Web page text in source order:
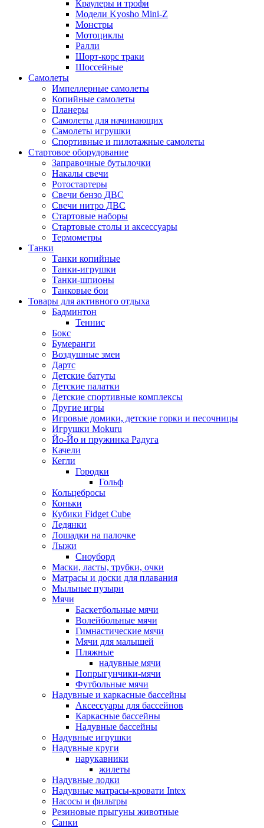
Краулеры и трофи
Модели Kyosho Mini-Z
Монстры
Мотоциклы
Ралли
Шорт-корс траки
Шоссейные
Самолеты
Импеллерные самолеты
Копийные самолеты
Планеры
Самолеты для начинающих
Самолеты игрушки
Спортивные и пилотажные самолеты
Стартовое оборудование
Заправочные бутылочки
Накалы свечи
Ротостартеры
Свечи бензо ДВС
Свечи нитро ДВС
Стартовые наборы
Стартовые столы и аксессуары
Термометры
Танки
Танки копийные
Танки-игрушки
Танки-шпионы
Танковые бои
Товары для активного отдыха
Бадминтон
Теннис
Бокс
Бумеранги
Воздушные змеи
Дартс
Детские батуты
Детские палатки
Детские спортивные комплексы
Другие игры
Игровые домики, детские горки и песочницы
Игрушки Mokuru
Йо-Йо и пружинка Радуга
Качели
Кегли
Городки
Гольф
Кольцебросы
Коньки
Кубики Fidget Cube
Ледянки
Лошадки на палочке
Лыжи
Сноуборд
Маски, ласты, трубки, очки
Матрасы и доски для плавания
Мыльные пузыри
Мячи
Баскетбольные мячи
Волейбольные мячи
Гимнастические мячи
Мячи для малышей
Пляжные
надувные мячи
Попрыгунчики-мячи
Футбольные мячи
Надувные и каркасные бассейны
Аксессуары для бассейнов
Каркасные бассейны
Надувные бассейны
Надувные игрушки
Надувные круги
нарукавники
жилеты
Надувные лодки
Надувные матрасы-кровати Intex
Насосы и фильтры
Резиновые прыгуны животные
Санки